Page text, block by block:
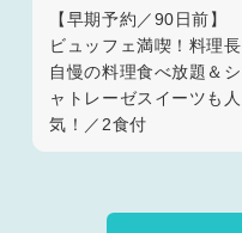
【早期予約／90日前】
ビュッフェ満喫！料理長
自慢の料理食べ放題＆シ
ャトレーゼスイーツも人
気！／2食付